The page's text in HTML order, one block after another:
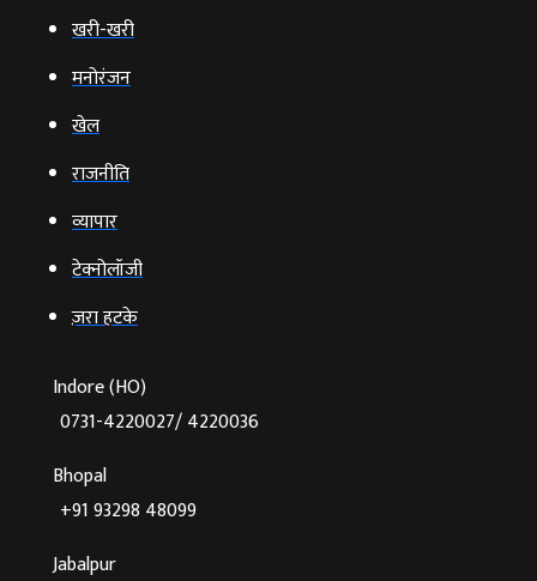
खरी-खरी
मनोरंजन
खेल
राजनीति
व्‍यापार
टेक्‍नोलॉजी
ज़रा हटके
Indore (HO)
0731-4220027/ 4220036
Bhopal
+91 93298 48099
Jabalpur